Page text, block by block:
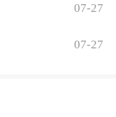
07-27
07-27